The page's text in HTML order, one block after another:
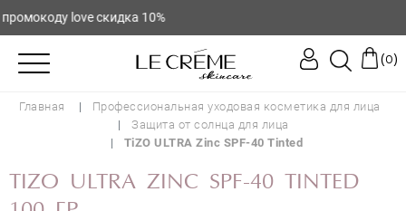
love скидка 10%
(0)
Главная
Профессиональная уходовая косметика для лица
Защита от солнца для лица
TiZO ULTRA Zinc SPF-40 Tinted
TIZO ULTRA ZINC SPF-40 TINTED